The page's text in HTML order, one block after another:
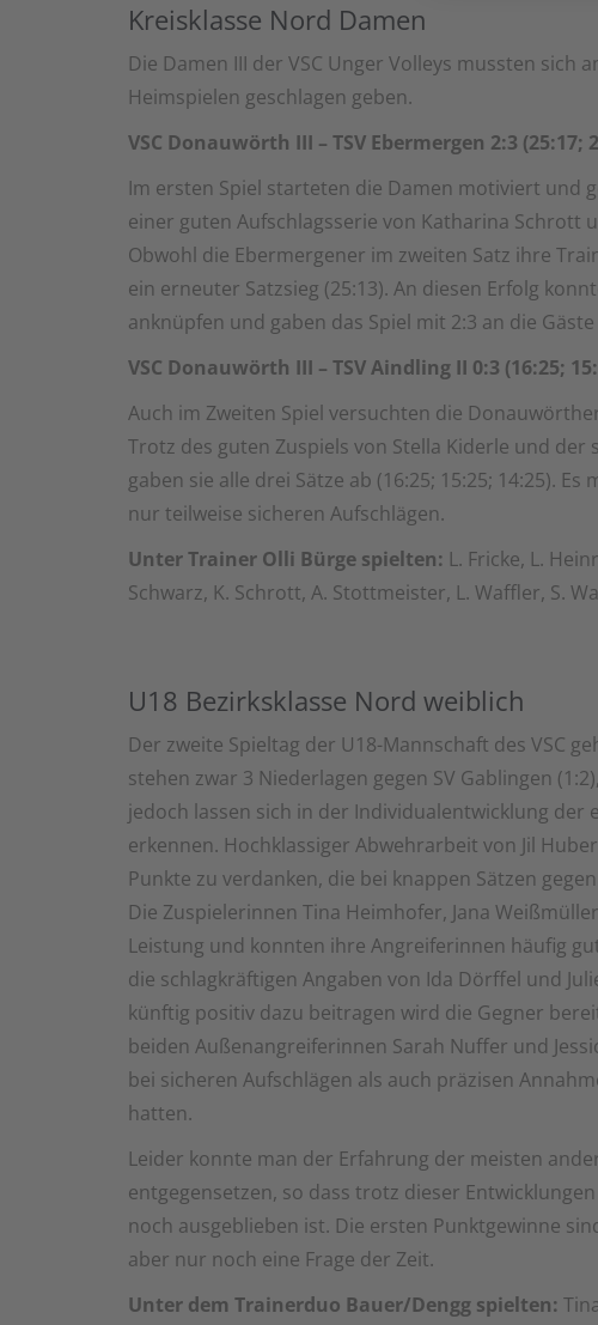
Kreisklasse Nord Damen
Die Damen III der VSC Unger Volleys mussten sich
Heimspielen geschlagen geben.
VSC Donauwörth III – TSV Ebermergen 2:3 (25:17;
Im ersten Spiel starteten die Damen motiviert und
einer guten Aufschlagsserie von Katharina Schrott
Obwohl die Ebermergener im zweiten Satz ihre
ein erneuter Satzsieg (25:13). An diesen Erfolg
anknüpfen und gaben das Spiel mit 2:3 an die
VSC Donauwörth III – TSV Aindling II 0:3 (16:25;
Auch im Zweiten Spiel versuchten die
Trotz des guten Zuspiels von Stella Kiderle und
gaben sie alle drei Sätze ab (16:25; 15:25; 14:25).
nur teilweise sicheren Aufschlägen.
Unter Trainer Olli Bürge spielten: L. Fricke, L.
Schwarz, K. Schrott, A. Stottmeister, L. Waffler, S.
U18 Bezirksklasse Nord weiblich
Der zweite Spieltag der U18-Mannschaft des VSC
stehen zwar 3 Niederlagen gegen SV Gablingen
jedoch lassen sich in der Individualentwicklung
erkennen. Hochklassiger Abwehrarbeit von Jil
Punkte zu verdanken, die bei knappen Sätzen
Die Zuspielerinnen Tina Heimhofer, Jana
Leistung und konnten ihre Angreiferinnen häufig
die schlagkräftigen Angaben von Ida Dörffel und
künftig positiv dazu beitragen wird die Gegner
beiden Außenangreiferinnen Sarah Nuffer und
bei sicheren Aufschlägen als auch präzisen
hatten.
Leider konnte man der Erfahrung der meisten
entgegensetzen, so dass trotz dieser
noch ausgeblieben ist. Die ersten Punktgewinne
aber nur noch eine Frage der Zeit.
Unter dem Trainerduo Bauer/Dengg spielten: